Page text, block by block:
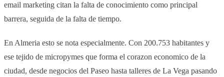
email marketing citan la falta de conocimiento como principal
barrera, seguida de la falta de tiempo.
En Almeria esto se nota especialmente. Con 200.753 habitantes y
ese tejido de micropymes que forma el corazon economico de la
ciudad, desde negocios del Paseo hasta talleres de La Vega pasando